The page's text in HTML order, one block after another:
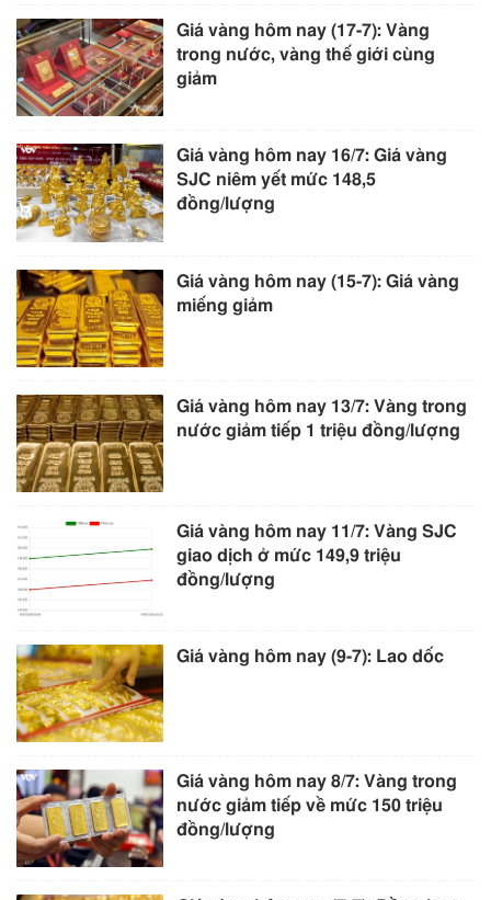
Giá vàng hôm nay (17-7): Vàng
trong nước, vàng thế giới cùng
giảm
Giá vàng hôm nay 16/7: Giá vàng
SJC niêm yết mức 148,5
đồng/lượng
Giá vàng hôm nay (15-7): Giá vàng
miếng giảm
Giá vàng hôm nay 13/7: Vàng trong
nước giảm tiếp 1 triệu đồng/lượng
Giá vàng hôm nay 11/7: Vàng SJC
giao dịch ở mức 149,9 triệu
đồng/lượng
Giá vàng hôm nay (9-7): Lao dốc
Giá vàng hôm nay 8/7: Vàng trong
nước giảm tiếp về mức 150 triệu
đồng/lượng